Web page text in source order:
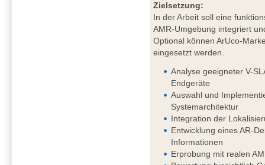
Zielsetzung:
In der Arbeit soll eine
AMR-Umgebung integriert
Optional können ArUco-
eingesetzt werden.
Analyse geeigneter V-
Endgeräte
Auswahl und
Systemarchitektur
Integration der
Entwicklung eines AR-
Informationen
Erprobung mit realen